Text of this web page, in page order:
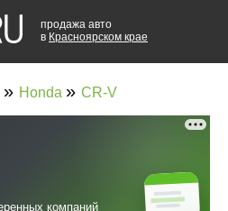
продажа авто
в Красноярском крае
» Honda » CR-V